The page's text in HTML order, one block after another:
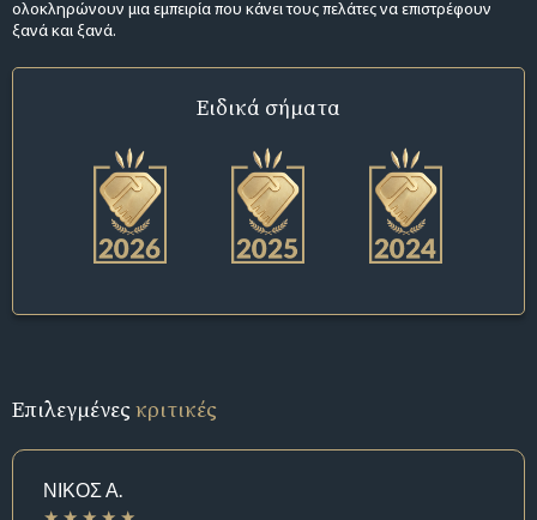
ολοκληρώνουν μια εμπειρία που κάνει τους πελάτες να επιστρέφουν
ξανά και ξανά.
Ειδικά σήματα
Επιλεγμένεςκριτικές
ΝΙΚΟΣ Α.